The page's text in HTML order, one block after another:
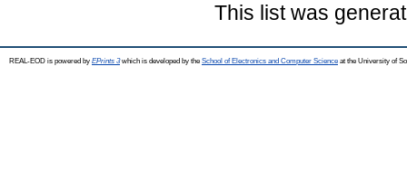
This list was
REAL-EOD is powered by EPrints 3which is developed by the School of Electronics and Computer Science at the University of